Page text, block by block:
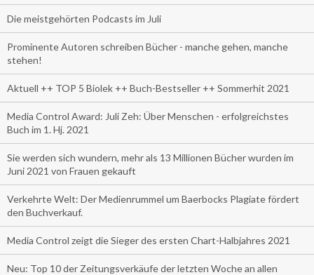
Die meistgehörten Podcasts im Juli
Prominente Autoren schreiben Bücher - manche gehen, manche
stehen!
Aktuell ++ TOP 5 Biolek ++ Buch-Bestseller ++ Sommerhit 2021
Media Control Award: Juli Zeh: Über Menschen - erfolgreichstes
Buch im 1. Hj. 2021
Sie werden sich wundern, mehr als 13 Millionen Bücher wurden im
Juni 2021 von Frauen gekauft
Verkehrte Welt: Der Medienrummel um Baerbocks Plagiate fördert
den Buchverkauf.
Media Control zeigt die Sieger des ersten Chart-Halbjahres 2021
Neu: Top 10 der Zeitungsverkäufe der letzten Woche an allen